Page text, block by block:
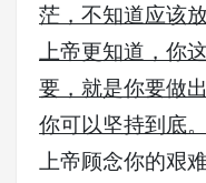
茫，不知道应该
上帝更知道，你
要，就是你要做
你可以坚持到底。
上帝顾念你的艰